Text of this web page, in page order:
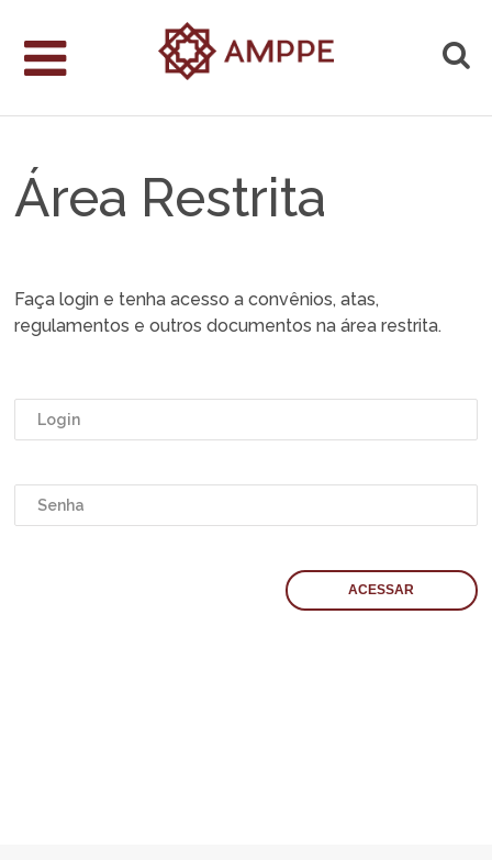
Área Restrita
Faça login e tenha acesso a convênios, atas,
regulamentos e outros documentos na área restrita.